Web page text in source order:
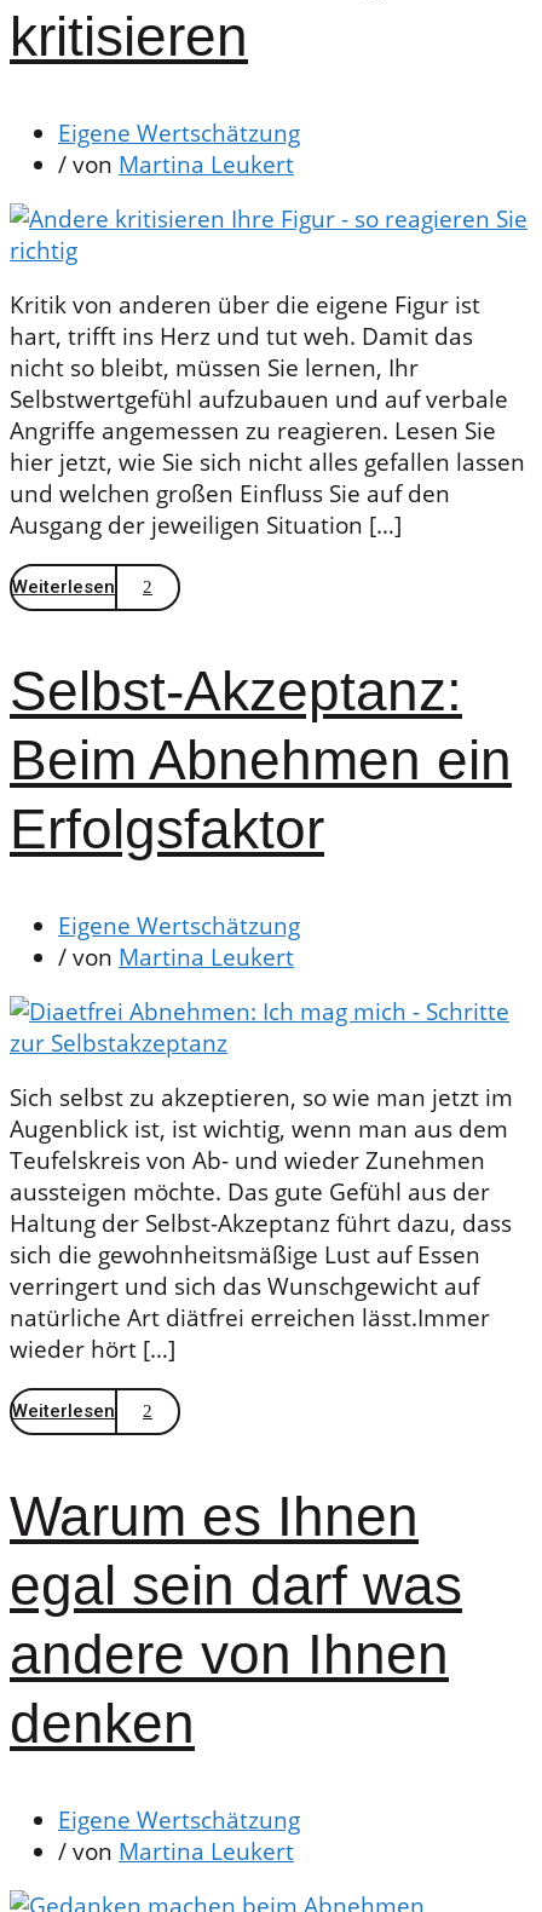
kritisieren
Eigene Wertschätzung
/ von Martina Leukert
Kritik von anderen über die eigene Figur ist
hart, trifft ins Herz und tut weh. Damit das
nicht so bleibt, müssen Sie lernen, Ihr
Selbstwertgefühl aufzubauen und auf verbale
Angriffe angemessen zu reagieren. Lesen Sie
hier jetzt, wie Sie sich nicht alles gefallen lassen
und welchen großen Einfluss Sie auf den
Ausgang der jeweiligen Situation […]
Weiterlesen
Selbst-Akzeptanz:
Beim Abnehmen ein
Erfolgsfaktor
Eigene Wertschätzung
/ von Martina Leukert
Sich selbst zu akzeptieren, so wie man jetzt im
Augenblick ist, ist wichtig, wenn man aus dem
Teufelskreis von Ab- und wieder Zunehmen
aussteigen möchte. Das gute Gefühl aus der
Haltung der Selbst-Akzeptanz führt dazu, dass
sich die gewohnheitsmäßige Lust auf Essen
verringert und sich das Wunschgewicht auf
natürliche Art diätfrei erreichen lässt.Immer
wieder hört […]
Weiterlesen
Warum es Ihnen
egal sein darf was
andere von Ihnen
denken
Eigene Wertschätzung
/ von Martina Leukert